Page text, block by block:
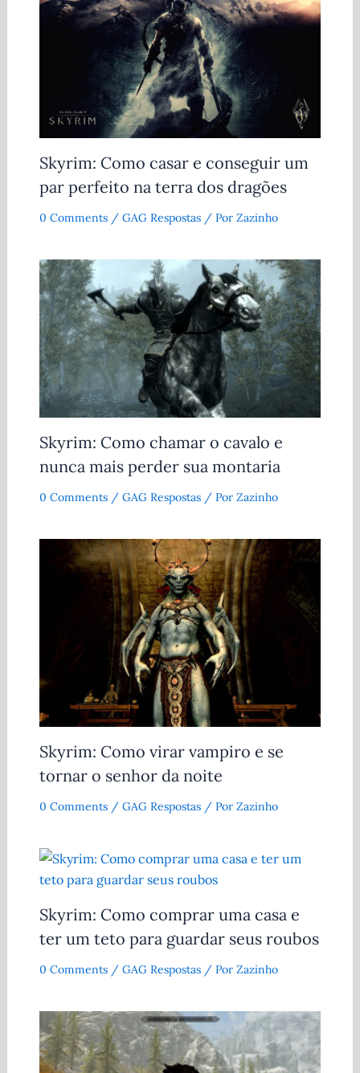
Skyrim: Como casar e conseguir um
par perfeito na terra dos dragões
0 Comments / GAG Respostas/ Por Zazinho
Skyrim: Como chamar o cavalo e
nunca mais perder sua montaria
0 Comments / GAG Respostas/ Por Zazinho
Skyrim: Como virar vampiro e se
tornar o senhor da noite
0 Comments / GAG Respostas/ Por Zazinho
Skyrim: Como comprar uma casa e
ter um teto para guardar seus roubos
0 Comments / GAG Respostas/ Por Zazinho